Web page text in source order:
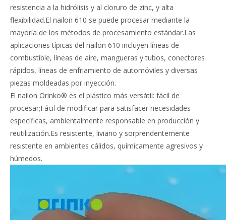
resistencia a la hidrólisis y al cloruro de zinc, y alta
flexibilidad.El nailon 610 se puede procesar mediante la
mayoría de los métodos de procesamiento estándar.Las
aplicaciones típicas del nailon 610 incluyen líneas de
combustible, líneas de aire, mangueras y tubos, conectores
rápidos, líneas de enfriamiento de automóviles y diversas
piezas moldeadas por inyección.
El nailon Orinko® es el plástico más versátil: fácil de
procesar;Fácil de modificar para satisfacer necesidades
específicas, ambientalmente responsable en producción y
reutilización.Es resistente, liviano y sorprendentemente
resistente en ambientes cálidos, químicamente agresivos y
húmedos.